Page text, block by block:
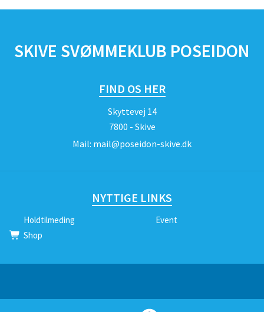
SKIVE SVØMMEKLUB POSEIDON
FIND OS HER
Skyttevej 14
7800 - Skive
Mail: mail@poseidon-skive.dk
NYTTIGE LINKS
Holdtilmeding
Event
Shop